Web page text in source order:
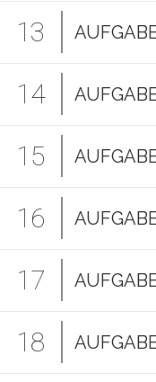
13
14
15
16
17
18